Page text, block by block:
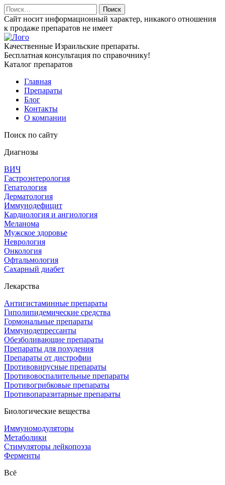
Найти:
Сайт носит информационный характер, никакого отношения
к продаже препаратов не имеет
Качественные Израильские препараты.
Бесплатная консультация по справочнику!
Каталог препаратов
Главная
Препараты
Блог
Контакты
О компании
Поиск по сайту
Диагнозы
ВИЧ
Гастроэнтерология
Гепатология
Дерматология
Иммунодефицит
Кардиология и ангиология
Меланома
Мужское здоровье
Неврология
Онкология
Офтальмология
Сахарный диабет
Лекарства
Антигистаминные препараты
Гиполипидемические средства
Гормональные препараты
Иммунодепрессанты
Обезболивающие препараты
Препараты для похудения
Препараты от дистрофии
Противовирусные препараты
Противовоспалительные препараты
Противогрибковые препараты
Противопаразитарные препараты
Биологические вещества
Иммуномодуляторы
Метаболики
Стимуляторы лейкопоэза
Ферменты
Всё